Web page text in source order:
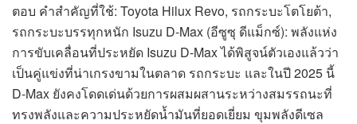
ตอบ คำสำคัญที่ใช้: Toyota Hilux Revo, รถกระบะโตโยต้า,
รถกระบะบรรทุกหนัก Isuzu D-Max (อีซูซุ ดีแม็กซ์): พลังแห่ง
การขับเคลื่อนที่ประหยัด Isuzu D-Max ได้พิสูจน์ตัวเองแล้วว่า
เป็นคู่แข่งที่น่าเกรงขามในตลาด รถกระบะ และในปี 2025 นี้
D-Max ยังคงโดดเด่นด้วยการผสมผสานระหว่างสมรรถนะที่
ทรงพลังและความประหยัดน้ำมันที่ยอดเยี่ยม ขุมพลังดีเซล